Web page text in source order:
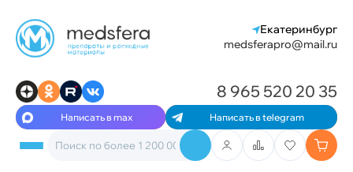
Екатеринбург
medsferapro@mail.ru
Написать в max Написать в telegram
8 965 520 20 35